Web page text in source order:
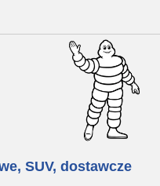
SUV, dostawcze